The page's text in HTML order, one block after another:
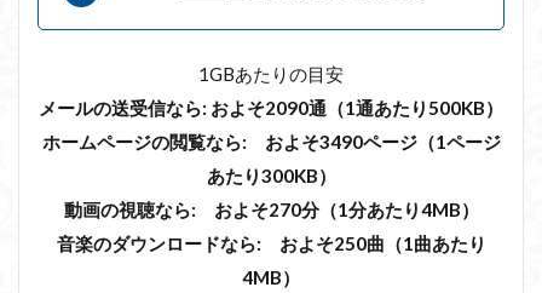
1GBあたりの目安
メールの送受信なら: およそ2090通（1通あたり500KB）
ホームページの閲覧なら: およそ3490ページ（1ページ
あたり300KB）
動画の視聴なら: およそ270分（1分あたり4MB）
音楽のダウンロードなら: およそ250曲（1曲あたり
4MB）